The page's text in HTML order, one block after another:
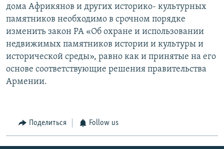
дома Африкянов и других историко- культурных
памятников необходимо в срочном порядке
изменить закон РА «Об охране и использовании
недвижимых памятников истории и культуры и
исторической среды», равно как и принятые на его
основе соответствующие решения правительства
Армении.
Поделиться Follow us